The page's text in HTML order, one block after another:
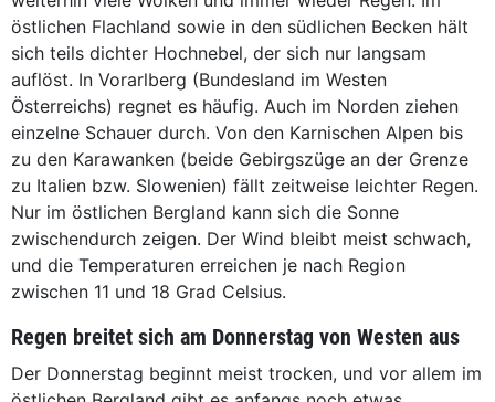
östlichen Flachland sowie in den südlichen Becken hält
sich teils dichter Hochnebel, der sich nur langsam
auflöst. In Vorarlberg (Bundesland im Westen
Österreichs) regnet es häufig. Auch im Norden ziehen
einzelne Schauer durch. Von den Karnischen Alpen bis
zu den Karawanken (beide Gebirgszüge an der Grenze
zu Italien bzw. Slowenien) fällt zeitweise leichter Regen.
Nur im östlichen Bergland kann sich die Sonne
zwischendurch zeigen. Der Wind bleibt meist schwach,
und die Temperaturen erreichen je nach Region
zwischen 11 und 18 Grad Celsius.
Regen breitet sich am Donnerstag von Westen aus
Der Donnerstag beginnt meist trocken, und vor allem im